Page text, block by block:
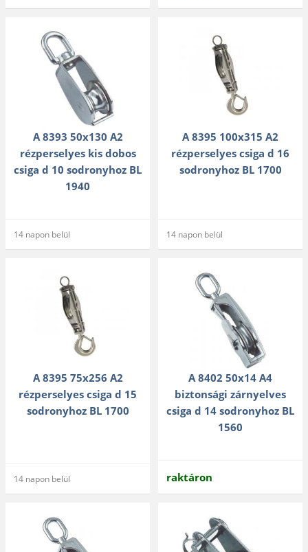
A 8393 50x130 A2
rézperselyes kis dobos
csiga d 10 sodronyhoz BL
1940
14 napon belül
A 8395 100x315 A2
rézperselyes csiga d 16
sodronyhoz BL 1700
14 napon belül
A 8395 75x256 A2
rézperselyes csiga d 15
sodronyhoz BL 1700
14 napon belül
A 8402 50x14 A4
biztonsági zárnyelves
csiga d 14 sodronyhoz BL
1560
raktáron